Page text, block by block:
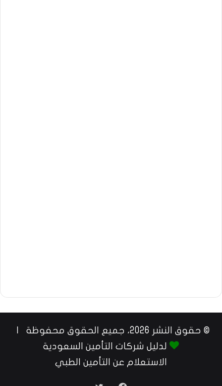
© حقوق النشر 2026، جميع الحقوق محفوظة |
لدليل شركات التأمين السعودية
الاستعلام عن التأمين الطبي